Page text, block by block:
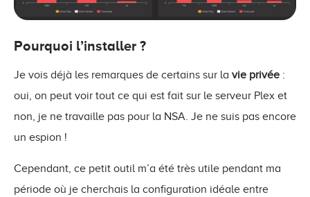
Pourquoi l’installer ?
Je vois déjà les remarques de certains sur la vie privée :
oui, on peut voir tout ce qui est fait sur le serveur Plex et
non, je ne travaille pas pour la NSA. Je ne suis pas encore
un espion !
Cependant, ce petit outil m’a été très utile pendant ma
période où je cherchais la configuration idéale entre